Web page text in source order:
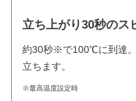
立ち上がり30秒のス
約30秒※で100℃に到達
立ちます。
※最高温度設定時